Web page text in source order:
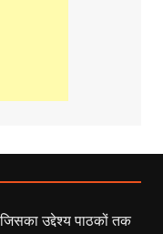
जिसका उद्देश्य पाठकों तक